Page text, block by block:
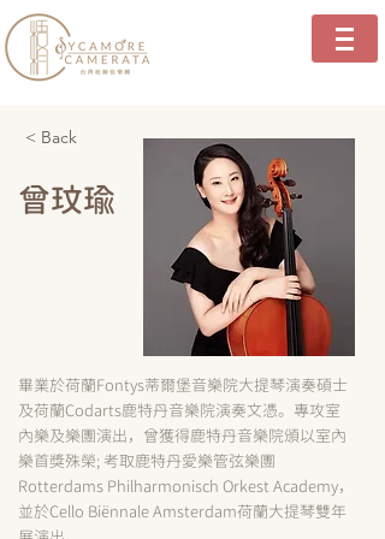
曾玟瑜
< Back
畢業於荷蘭Fontys蒂爾堡音樂院大提琴演奏碩士
及荷蘭Codarts鹿特丹音樂院演奏文憑。專攻室
內樂及樂團演出，曾獲得鹿特丹音樂院頒以室內
樂首獎殊榮; 考取鹿特丹愛樂管弦樂團
Rotterdams Philharmonisch Orkest Academy，
並於Cello Biënnale Amsterdam荷蘭大提琴雙年